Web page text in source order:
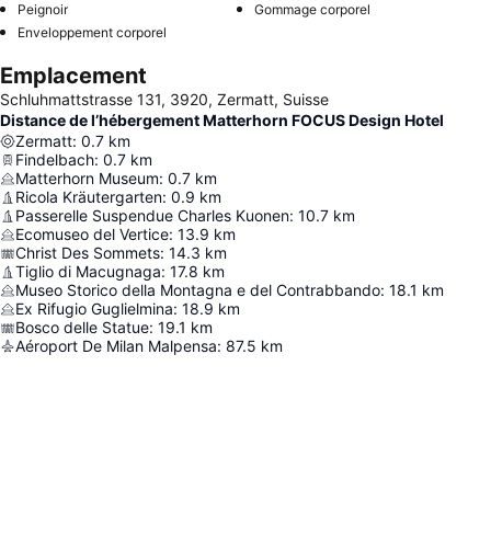
Peignoir
Gommage corporel
Enveloppement corporel
Emplacement
Schluhmattstrasse 131, 3920, Zermatt, Suisse
Distance de l’hébergement Matterhorn FOCUS Design Hotel
Zermatt: 0.7 km
Findelbach: 0.7 km
Matterhorn Museum: 0.7 km
Ricola Kräutergarten: 0.9 km
Passerelle Suspendue Charles Kuonen: 10.7 km
Ecomuseo del Vertice: 13.9 km
Christ Des Sommets: 14.3 km
Tiglio di Macugnaga: 17.8 km
Museo Storico della Montagna e del Contrabbando: 18.1 km
Ex Rifugio Guglielmina: 18.9 km
Bosco delle Statue: 19.1 km
Aéroport De Milan Malpensa: 87.5 km